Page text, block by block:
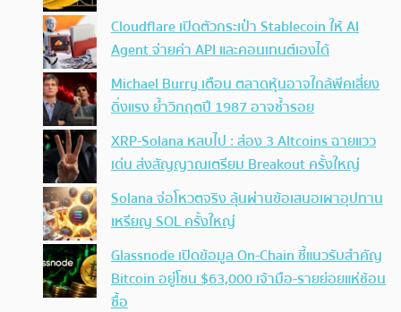
Cloudflare เปิดตัวกระเป๋า Stablecoin ให้ AI
Agent จ่ายค่า API และคอนเทนต์เองได้
Michael Burry เตือน ตลาดหุ้นอาจใกล้พีคเสี่ยง
ดิ่งแรง ย้ำวิกฤตปี 1987 อาจซ้ำรอย
XRP-Solana หลบไป : ส่อง 3 Altcoins ฉายแวว
เด่น ส่งสัญญาณเตรียม Breakout ครั้งใหญ่
Solana จ่อโหวตจริง ลุ้นผ่านข้อเสนอเผาอุปทาน
เหรียญ SOL ครั้งใหญ่
Glassnode เปิดข้อมูล On-Chain ชี้แนวรับสำคัญ
Bitcoin อยู่โซน $63,000 เจ้ามือ-รายย่อยแห่ช้อน
ซื้อ